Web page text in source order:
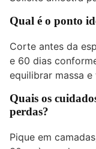
Qual é o ponto
Corte antes da
e 60 dias
equilibrar massa
Quais os
perdas?
Pique em